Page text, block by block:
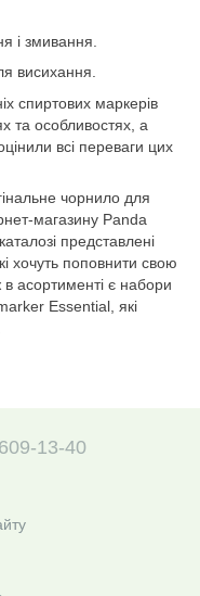
і змивання.
висихання.
спиртових маркерів
та особливостях, а
всі переваги цих
чорнило для
магазину Panda
представлені
хочуть поповнити свою
асортименті є набори
Essential, які
13-40